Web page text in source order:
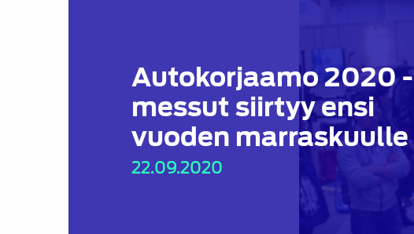
Autokorjaamo 2020 -
messut siirtyy ensi
vuoden marraskuulle
22.09.2020